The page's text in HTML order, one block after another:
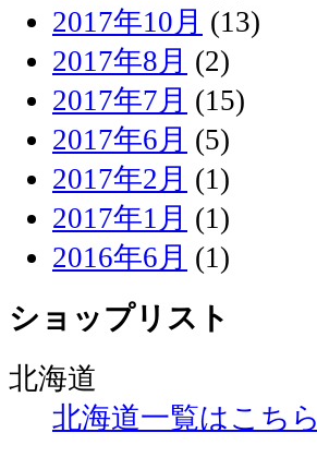
2017年10月 (13)
2017年8月 (2)
2017年7月 (15)
2017年6月 (5)
2017年2月 (1)
2017年1月 (1)
2016年6月 (1)
ショップリスト
北海道
北海道一覧はこちら